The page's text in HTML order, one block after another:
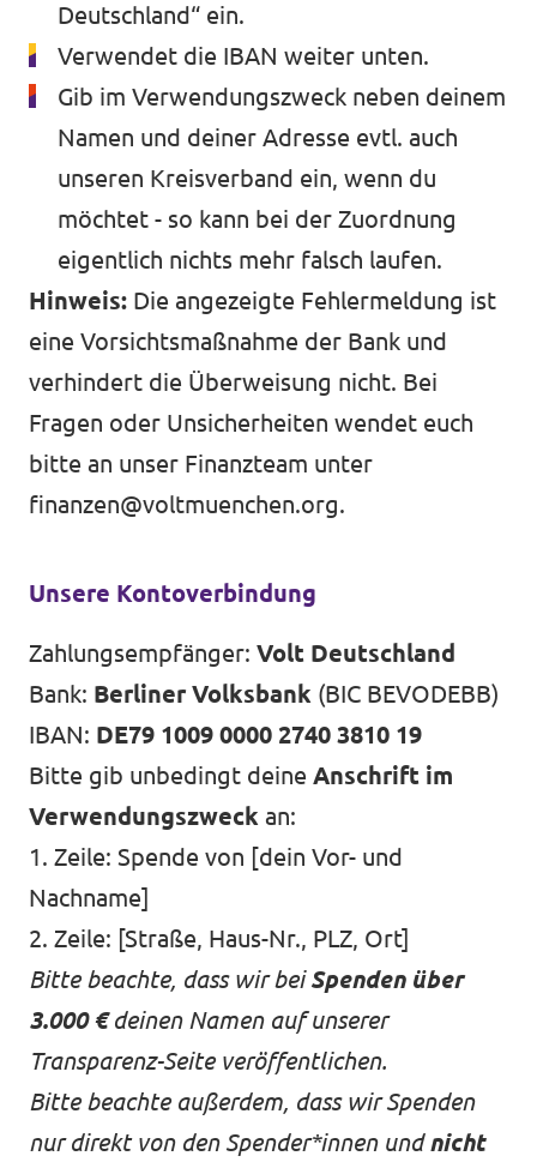
Deutschland“ ein.
Verwendet die IBAN weiter unten.
Gib im Verwendungszweck neben deinem
Namen und deiner Adresse evtl. auch
unseren Kreisverband ein, wenn du
möchtet - so kann bei der Zuordnung
eigentlich nichts mehr falsch laufen.
Hinweis: Die angezeigte Fehlermeldung ist
eine Vorsichtsmaßnahme der Bank und
verhindert die Überweisung nicht. Bei
Fragen oder Unsicherheiten wendet euch
bitte an unser Finanzteam unter
finanzen@voltmuenchen.org.
Unsere Kontoverbindung
Zahlungsempfänger: Volt Deutschland
Bank: Berliner Volksbank (BIC BEVODEBB)
IBAN: DE79 1009 0000 2740 3810 19
Bitte gib unbedingt deine Anschrift im
Verwendungszweck an:
1. Zeile: Spende von [dein Vor- und
Nachname]
2. Zeile: [Straße, Haus-Nr., PLZ, Ort]
Bitte beachte, dass wir beiSpenden über
3.000 €deinen Namen auf unserer
Transparenz-Seite veröffentlichen.
Bitte beachte außerdem, dass wir Spenden
nur direkt von den Spender*innen undnicht